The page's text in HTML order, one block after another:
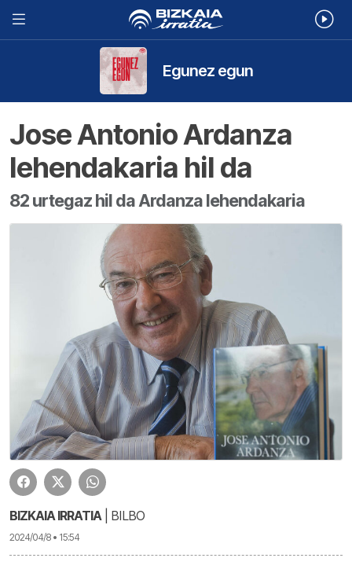
Egunez egun
Jose Antonio Ardanza
lehendakaria hil da
82 urtegaz hil da Ardanza lehendakaria
BIZKAIA IRRATIA| BILBO
2024/04/8 • 15:54